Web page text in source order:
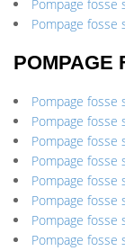
Pompage fosse
Pompage fosse
POMPAGE
Pompage fosse
Pompage fosse
Pompage fosse
Pompage fosse
Pompage fosse
Pompage fosse
Pompage fosse
Pompage fosse